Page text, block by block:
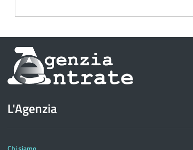
Informazioni
sul
dell'Agenzia
delle
L'Agenzia